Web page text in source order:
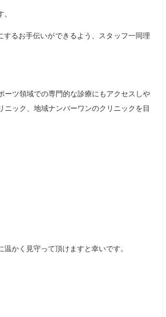
するお手伝いができるよう、スタッフ一同理
ーツ領域での専門的な診療にもアクセスしや
ック、地域ナンバーワンのクリニックを目
かく見守って頂けますと幸いです。